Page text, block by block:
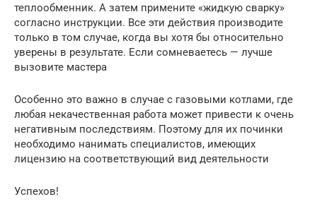
теплообменник. А затем примените «жидкую сварку»
согласно инструкции. Все эти действия производите
только в том случае, когда вы хотя бы относительно
уверены в результате. Если сомневаетесь — лучше
вызовите мастера
Особенно это важно в случае с газовыми котлами, где
любая некачественная работа может привести к очень
негативным последствиям. Поэтому для их починки
необходимо нанимать специалистов, имеющих
лицензию на соответствующий вид деятельности
Успехов!